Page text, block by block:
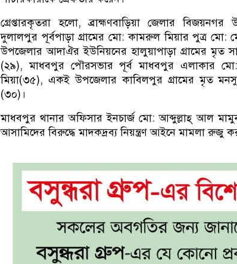
গ্রেপ্তারকৃতরা হলো, ব্রাহ্মণবাড়িয়া জেলার বিজয়নগর
দুলালপুর পূর্বপাড়া গ্রামের মো: কামরুল মিয়ার পুত্র মো:
উপজেলার আদাঐর ইউনিয়নের হালুয়াপাড়া গ্রামের মৃত
(২৯), মাধবপুর পৌরসভার পূর্ব মাধবপুর এলাকার
মিয়া(৩৫), একই উপজেলার কাবিলপুর গ্রামের মৃত
(৩০)।
মাধবপুর থানার অফিসার ইনচার্জ মো: আব্দুল্লাহ্ আল
আসামিদের বিরুদ্ধে মাদকদ্রব্য নিয়ন্ত্রণ আইনে মামলা রুজু